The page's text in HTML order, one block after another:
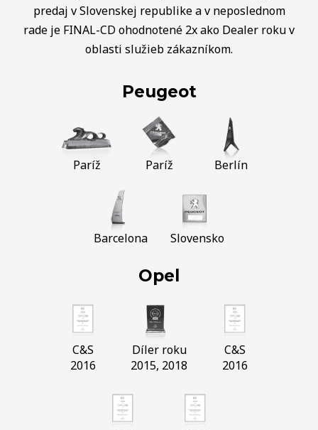
predaj v Slovenskej republike a v neposlednom
rade je FINAL-CD ohodnotené 2x ako Dealer roku v
oblasti služieb zákazníkom.
Peugeot
Paríž Paríž Berlín
Barcelona Slovensko
Opel
C&S
2016
Díler roku
2015, 2018
C&S
2016